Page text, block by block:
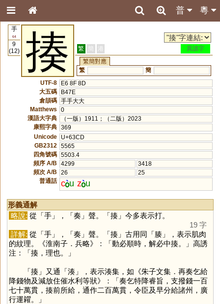
粵
普
手
64
9
(12)
揍 繁 簡 港
異讀字
繁簡對應
繁
簡
UTF-8
E6 8F 8D
大五碼
B47E
倉頡碼 手手大大
Matthews
0
漢語大字典
（一版）1911；（二版）2023
康熙字典 369
Unicode
U+63CD
GB2312
5565
四角號碼 5503.4
頻序 A/B
4299
3418
頻次 A/B
26
25
普通話 c u z u
形義通解
略說: 從「手」，「奏 」聲。「揍」今多表示打。
19 字
詳解: 從「手」，「奏 」聲。「揍」古用同「腠」，表示肌肉
的紋理。《淮南子．兵略》：「動必順時，解必中揍。」高誘
注：「揍，理也。」
「揍」又通「湊」，表示湊集，如《朱子文集．再奏乞給
降錢物及減放住催水利等狀》：「奏乞特降睿旨，支撥錢一百
七十萬貫，揍前所給，通作二百萬貫，令臣及早分給諸州，廣
行運糴。」